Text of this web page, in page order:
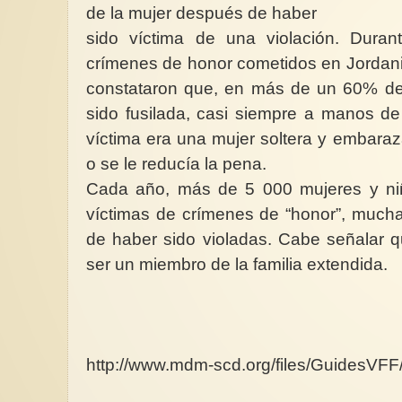
de la mujer después de haber
sido víctima de una violación.
crímenes de honor cometidos en
constataron que, en más de un 60%
sido fusilada, casi siempre a manos
víctima era una mujer soltera y
o se le reducía la pena.
Cada año, más de 5 000 mujeres y
víctimas de crímenes de “honor”,
de haber sido violadas. Cabe señalar
ser un miembro de la familia extendida.
http://www.mdm-scd.org/files/